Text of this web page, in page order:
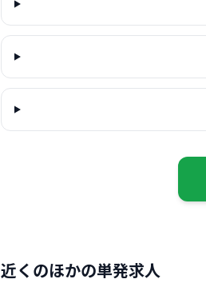
近くのほかの単発求人